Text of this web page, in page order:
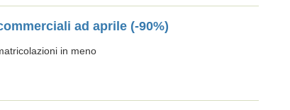
ad aprile (-90%)
in meno